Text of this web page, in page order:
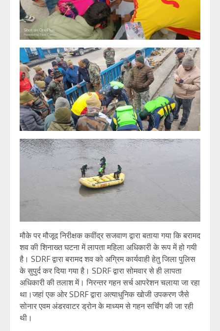
मौके पर मौजूद निरीक्षक कवींद्र सजवाण द्वारा बताया गया कि बरामद
शव की शिनाख्त घटना में लापता महिला अधिकारी के रूप में हो गयी
है। SDRF द्वारा बरामद शव को अग्रिम कार्यवाही हेतु जिला पुलिस
के सुपुर्द कर दिया गया है। SDRF द्वारा सोमवार से ही लापता
अधिकारी की तलाश में। निरन्तर गहन सर्च आपरेशन चलाया जा रहा
था।जहां एक ओर SDRF द्वारा अत्याधुनिक खोजी उपकरण जैसे
सोनार एवम अंडरवाटर ड्रोन के माध्यम से गहन सर्चिंग की जा रही
थी।